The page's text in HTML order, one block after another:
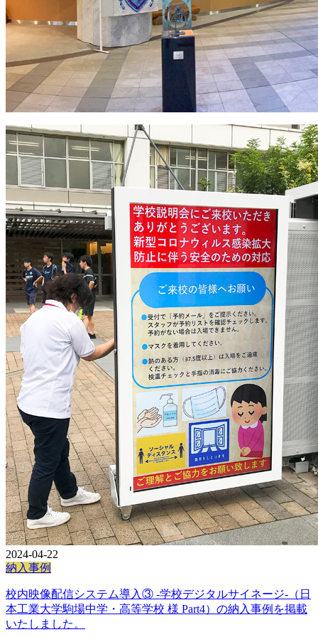
2024-04-22
納入事例
校内映像配信システム導入③ -学校デジタルサイネージ-（日
本工業大学駒場中学・高等学校 様 Part4）の納入事例を掲載
いたしました。